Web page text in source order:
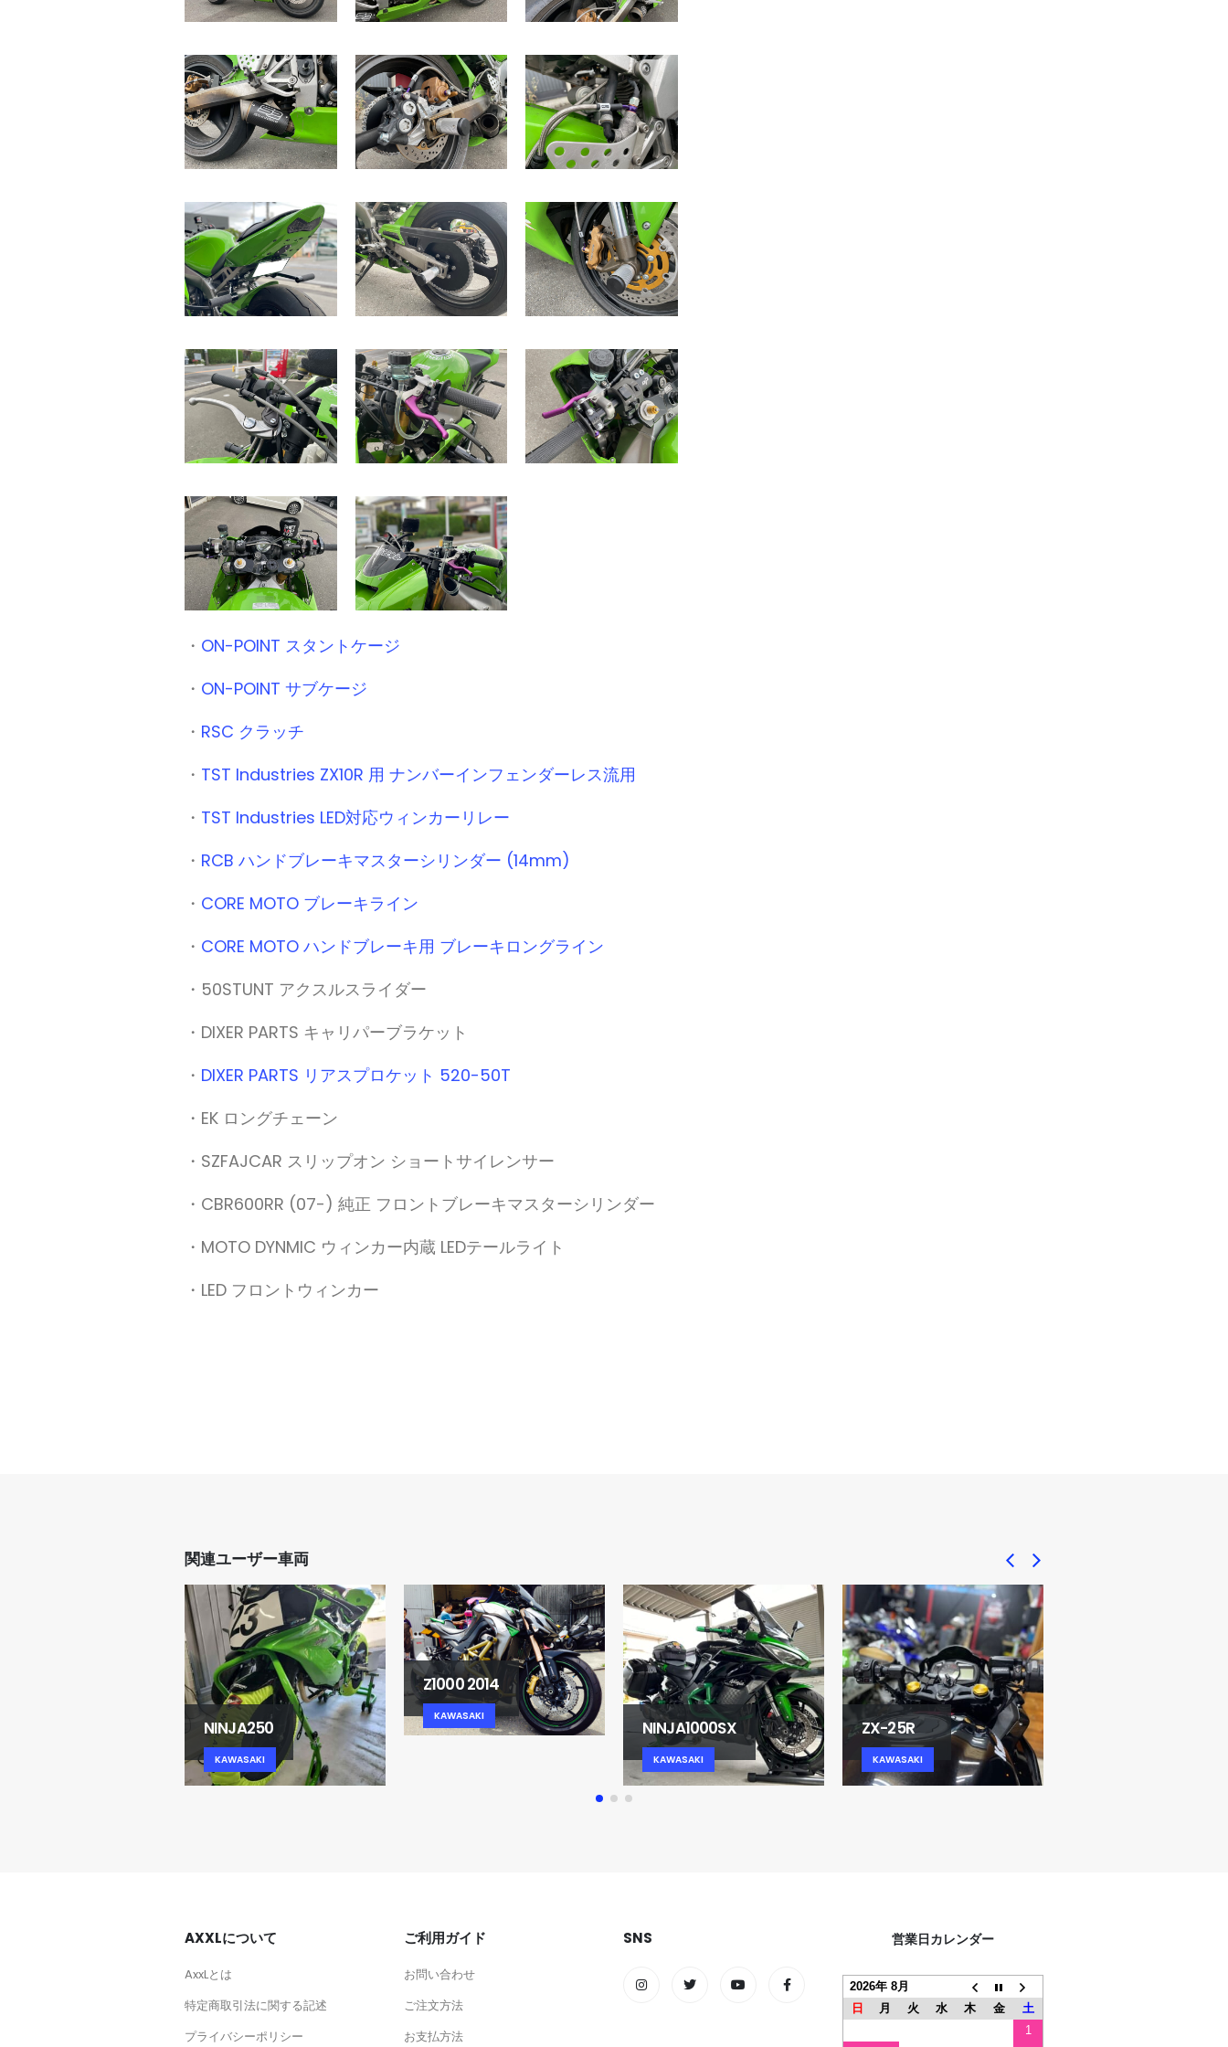
・ ON-POINT スタントケージ
・ ON-POINT サブケージ
・ RSC クラッチ
・ TST Industries ZX10R 用 ナンバーインフェンダーレス流用
・ TST Industries LED対応ウィンカーリレー
・ RCB ハンドブレーキマスターシリンダー (14mm)
・ CORE MOTO ブレーキライン
・ CORE MOTO ハンドブレーキ用 ブレーキロングライン
・50STUNT アクスルスライダー
・DIXER PARTS キャリパーブラケット
・ DIXER PARTS リアスプロケット 520-50T
・EK ロングチェーン
・SZFAJCAR スリップオン ショートサイレンサー
・CBR600RR (07-) 純正 フロントブレーキマスターシリンダー
・MOTO DYNMIC ウィンカー内蔵 LEDテールライト
・LED フロントウィンカー
関連ユーザー車両
NINJA250
KAWASAKI
Z1000 2014
KAWASAKI
NINJA1000SX
KAWASAKI
ZX-25R
KAWASAKI
AXXLについて
AxxLとは
特定商取引法に関する記述
プライバシーポリシー
ご利用ガイド
お問い合わせ
ご注文方法
お支払方法
SNS 営業日カレンダー
2026年 8月
日
月 火 水 木 金
土
1